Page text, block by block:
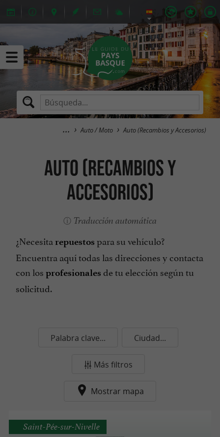
Auto / Moto Auto (Recambios y Accesorios)
Auto (Recambios y
Accesorios)
Traducción automática
¿Necesita repuestos para su vehículo?
Encuentra aquí todas las direcciones y contacta
con los profesionales de tu elección según tu
solicitud.
Palabra clave... Ciudad...
Más filtros
Mostrar mapa
Saint-Pée-sur-Nivelle